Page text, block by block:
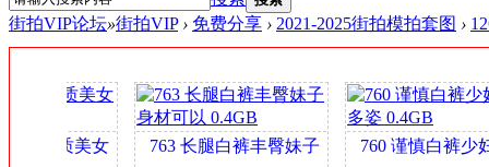
街拍VIP论坛»街拍VIP › 免费分享 › 2021-2025街拍模拍套图 ›
气质美女
763 长腿白裤丰臀妹子
760 谨慎白裤少妇